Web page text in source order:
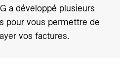
a développé plusieurs
pour vous permettre de
vos factures.